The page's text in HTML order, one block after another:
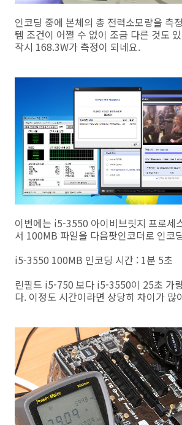
인코딩 중에 본체의 총 전력소모량을 측
템 조건이 어쩔 수 없이 조금 다른 것도
작시 168.3W가 측정이 되네요.
이번에는 i5-3550 아이비브릿지 프로세
서 100MB 파일을 다음팟인코더로 인코
i5-3550 100MB 인코딩 시간 : 1분 5초
린필드 i5-750 보다 i5-3550이 25초 가
다. 이정도 시간이라면 상당히 차이가 많